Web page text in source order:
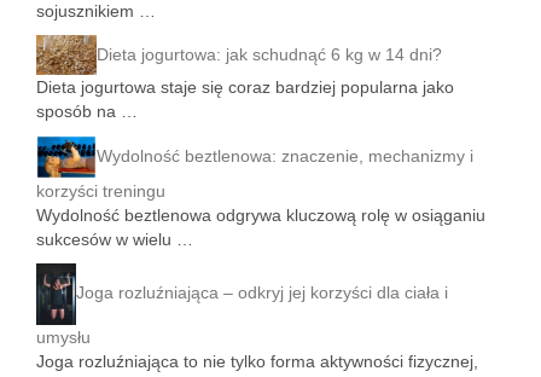
sojusznikiem …
Dieta jogurtowa: jak schudnąć 6 kg w 14 dni?
Dieta jogurtowa staje się coraz bardziej popularna jako
sposób na …
Wydolność beztlenowa: znaczenie, mechanizmy i
korzyści treningu
Wydolność beztlenowa odgrywa kluczową rolę w osiąganiu
sukcesów w wielu …
Joga rozluźniająca – odkryj jej korzyści dla ciała i
umysłu
Joga rozluźniająca to nie tylko forma aktywności fizycznej,